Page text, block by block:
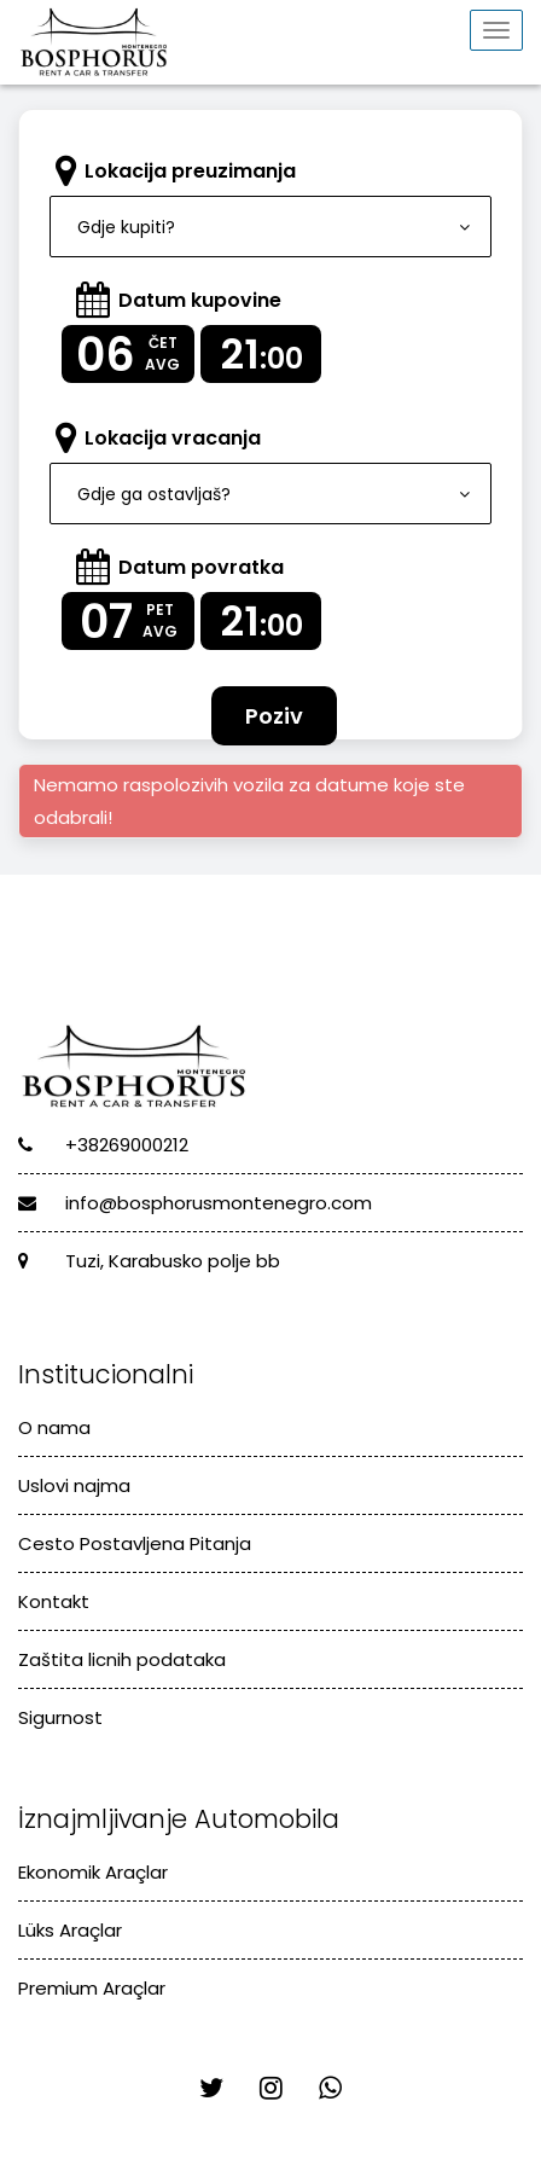
Lokacija preuzimanja
Gdje kupiti?
Datum kupovine
06
ČET
AVG
21:00
Lokacija vracanja
Gdje ga ostavljaš?
Datum povratka
07
PET
AVG
21:00
Poziv
Nemamo raspolozivih vozila za datume koje ste
odabrali!
+38269000212
info@bosphorusmontenegro.com
Tuzi, Karabusko polje bb
Institucionalni
O nama
Uslovi najma
Cesto Postavljena Pitanja
Kontakt
Zaštita licnih podataka
Sigurnost
İznajmljivanje Automobila
Ekonomik Araçlar
Lüks Araçlar
Premium Araçlar